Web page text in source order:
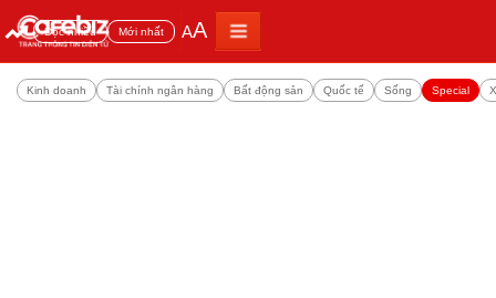
Đọc nhiều Mới nhất AA
Kinh doanh Tài chính ngân hàng Bất động sản Quốc tế Sống Special